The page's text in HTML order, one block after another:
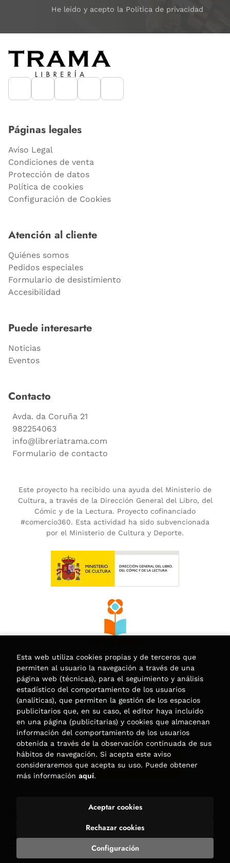
He leído y acepto la Política de privacidad
Páginas legales
Aviso Legal
Condiciones de venta
Protección de datos
Política de cookies
Configuración de Cookies
Atención al cliente
Quiénes somos
Pedidos especiales
Formulario de desistimiento
Accesibilidad
Puede interesarte
Noticias
Eventos
Contacto
Avda. da Coruña 21
982254063
info@libreriatrama.com
Formulario de contacto
Este proyecto ha recibido una ayuda del Ministerio de
Cultura, a través de la Dirección General del Libro, del
Cómic y de la Lectura. Proyecto cofinanciado
#comercio360. Esta actividad ha sido subvencionada
por el Ministerio de Cultura y Deporte.
. Todos los Derechos Reservados |
Esta web utiliza cookies propias y de terceros que
permiten al usuario la navegación a través de una
página web (técnicas), para el seguimiento y análisis
estadístico del comportamiento de los usuarios
(analíticas), que permiten la gestión de los espacios
publicitarios que, en su caso, el editor haya incluido
en una página (publicitarias) y cookies que almacenan
información del comportamiento de los usuarios
obtenida a través de la observación continuada de sus
hábitos de navegación. Si acepta este aviso
consideraremos que acepta su uso. Puede obtener
más información aquí.
Configuración
Rechazar cookies
Aceptar cookies